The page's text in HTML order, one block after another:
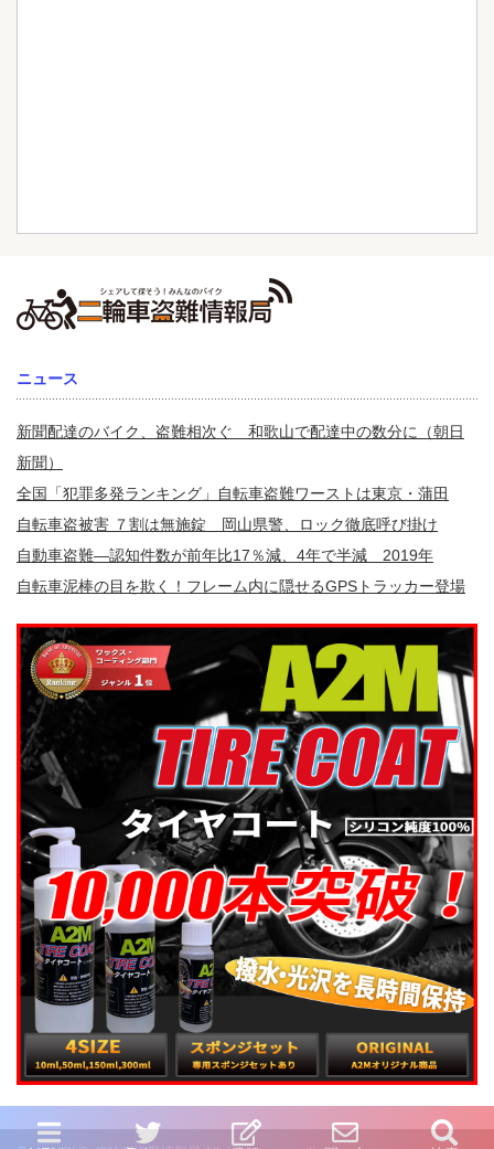
ニュース
新聞配達のバイク、盗難相次ぐ 和歌山で配達中の数分に（朝日
新聞）
全国「犯罪多発ランキング」自転車盗難ワーストは東京・蒲田
自転車盗被害 ７割は無施錠 岡山県警、ロック徹底呼び掛け
自動車盗難—認知件数が前年比17％減、4年で半減 2019年
自転車泥棒の目を欺く！フレーム内に隠せるGPSトラッカー登場